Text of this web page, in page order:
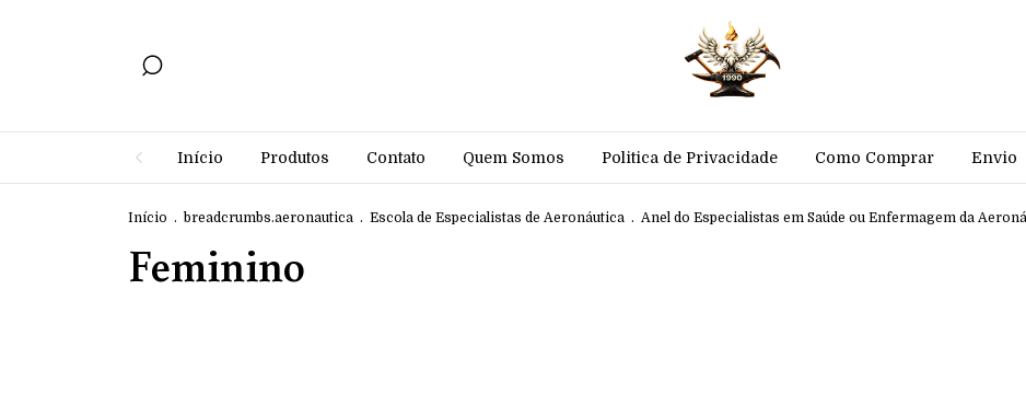
Início Produtos Contato Quem Somos Politica de Privacidade Como Comprar Envio
Início . breadcrumbs.aeronautica . Escola de Especialistas de Aeronáutica . Anel do Especialistas em Saúde ou Enfermagem da
Feminino